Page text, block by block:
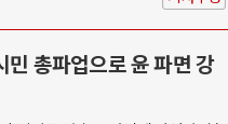
총파업으로 윤 파면 강
미국 민주주의를 잠식하고 ..